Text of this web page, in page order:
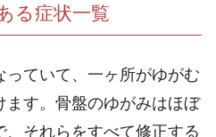
る症状一覧
ていて、一ヶ所がゆがむ
ます。骨盤のゆがみはほぼ
それらをすべて修正する